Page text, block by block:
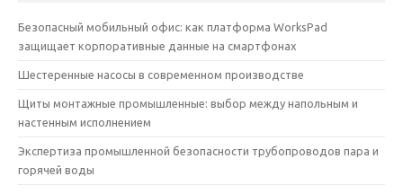
Безопасный мобильный офис: как платформа WorksPad
защищает корпоративные данные на смартфонах
Шестеренные насосы в современном производстве
Щиты монтажные промышленные: выбор между напольным и
настенным исполнением
Экспертиза промышленной безопасности трубопроводов пара и
горячей воды